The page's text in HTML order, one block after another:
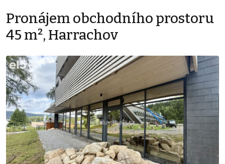
Pronájem obchodního prostoru
45 m², Harrachov